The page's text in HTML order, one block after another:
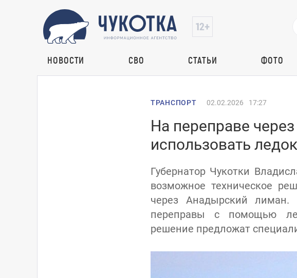
НОВОСТИ СВО СТАТЬИ ФОТО
ТРАНСПОРТ 02.02.2026 17:27
На переправе
использовать
Губернатор Чукотки
возможное техническое
через Анадырский лиман.
переправы с помощью
решение предложат